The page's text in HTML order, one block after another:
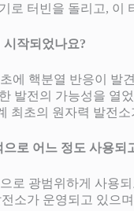
로 터빈을 돌리고, 이
시작되었나요?
에 핵분열 반응이
발전의 가능성을 열
최초의 원자력 발전
로 어느 정도 사용되
로 광범위하게 사용
소가 운영되고 있으